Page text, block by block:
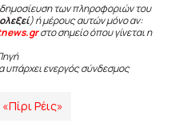
των πληροφοριών του
) ή μέρους αυτών μόνο αν:
στο σημείο όπου γίνεται η
υπάρχει ενεργός σύνδεσμος
«Πίρι Ρέις»